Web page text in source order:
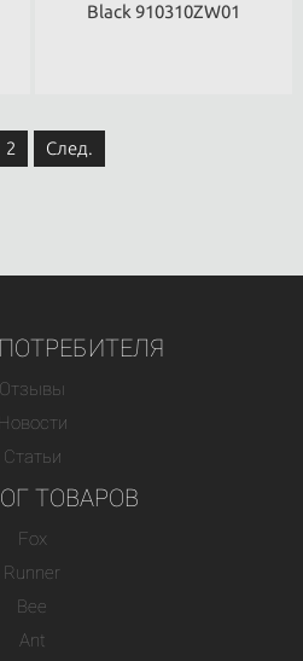
Black 910310ZW01
2 След.
Отзывы
Новости
Статьи
ТОВАРОВ
Fox
Runner
Bee
Ant